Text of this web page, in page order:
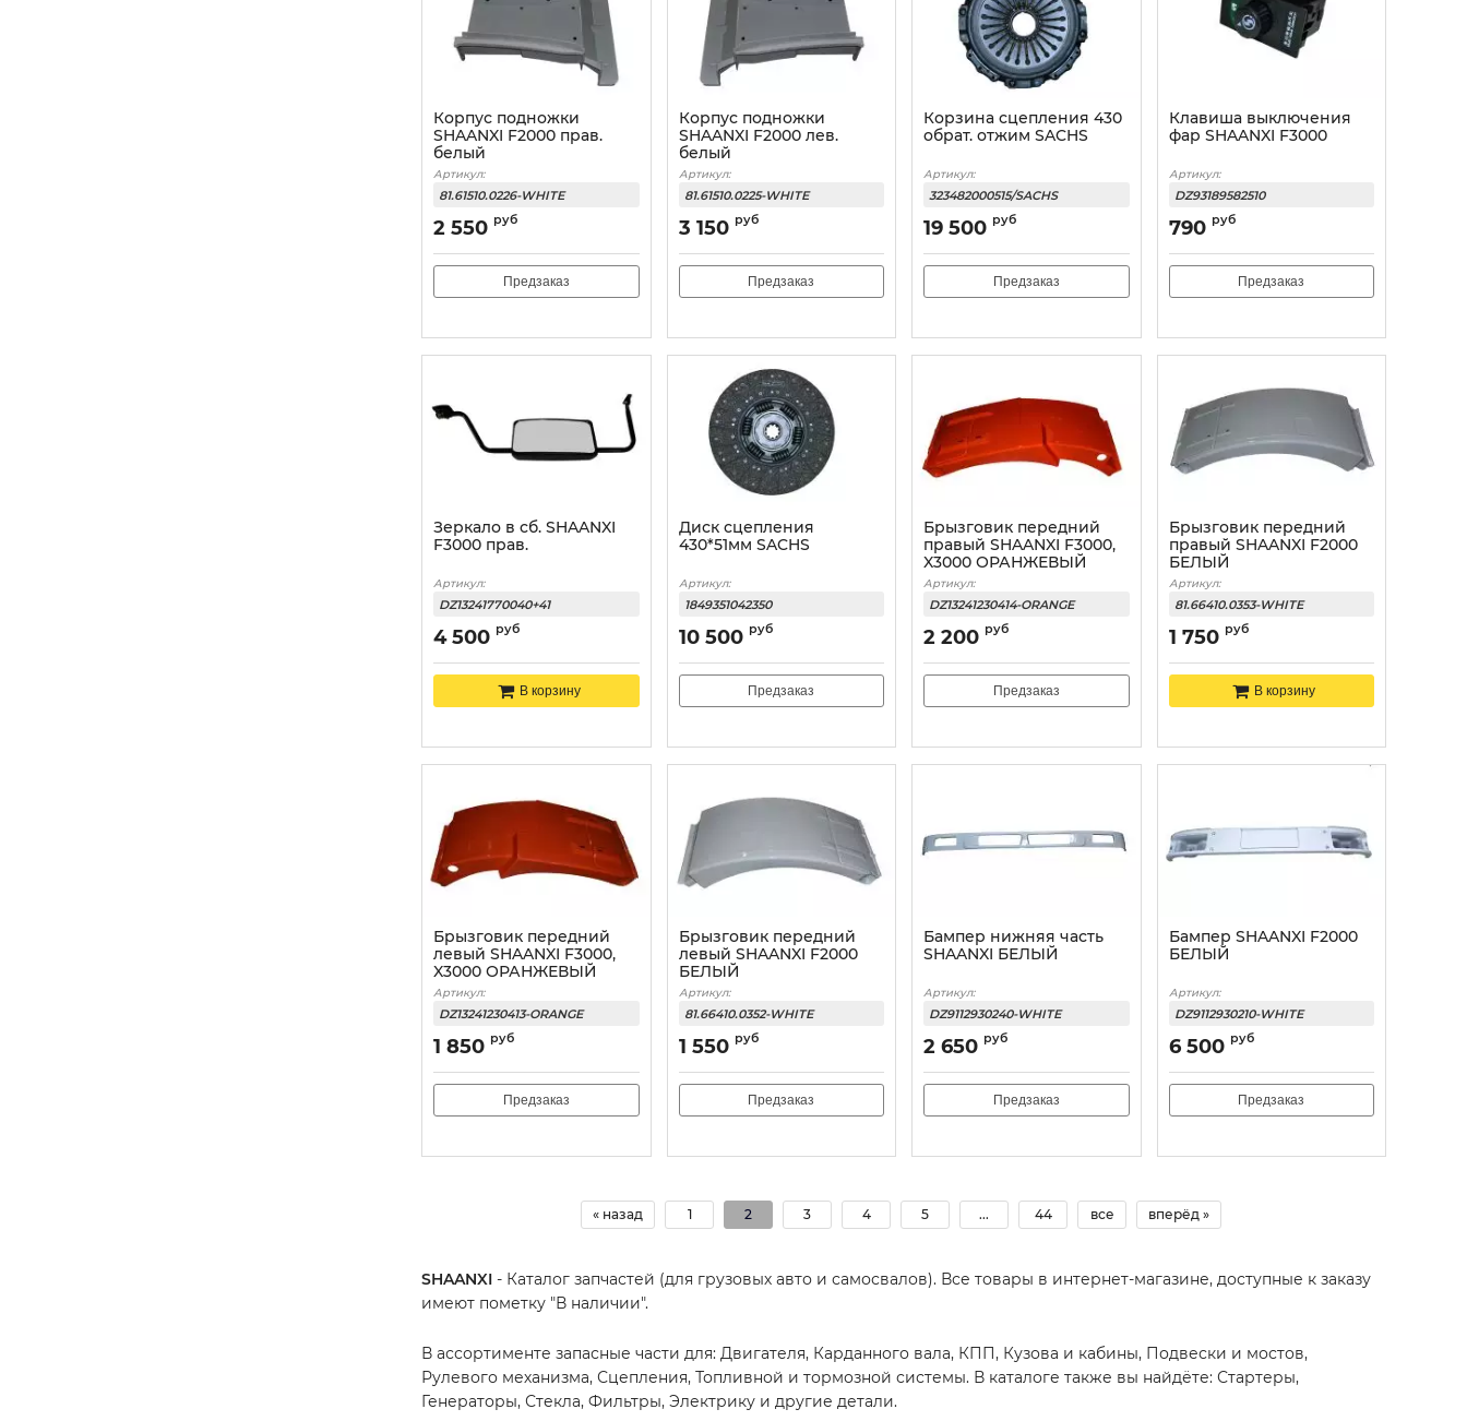
Корпус подножки
SHAANXI F2000 прав.
белый
Артикул:
81.61510.0226-WHITE
2 550 руб
Предзаказ
Корпус подножки
SHAANXI F2000 лев.
белый
Артикул:
81.61510.0225-WHITE
3 150 руб
Предзаказ
Корзина сцепления 430
обрат. отжим SACHS
Артикул:
323482000515/SACHS
19 500 руб
Предзаказ
Клавиша выключения
фар SHAANXI F3000
Артикул:
DZ93189582510
790 руб
Предзаказ
Зеркало в сб. SHAANXI
F3000 прав.
Артикул:
DZ13241770040+41
4 500 руб
В корзину
Диск сцепления
430*51мм SACHS
Артикул:
1849351042350
10 500 руб
Предзаказ
Брызговик передний
правый SHAANXI F3000,
X3000 ОРАНЖЕВЫЙ
Артикул:
DZ13241230414-ORANGE
2 200 руб
Предзаказ
Брызговик передний
правый SHAANXI F2000
БЕЛЫЙ
Артикул:
81.66410.0353-WHITE
1 750 руб
В корзину
Брызговик передний
левый SHAANXI F3000,
X3000 ОРАНЖЕВЫЙ
Артикул:
DZ13241230413-ORANGE
1 850 руб
Предзаказ
Брызговик передний
левый SHAANXI F2000
БЕЛЫЙ
Артикул:
81.66410.0352-WHITE
1 550 руб
Предзаказ
Бампер нижняя часть
SHAANXI БЕЛЫЙ
Артикул:
DZ9112930240-WHITE
2 650 руб
Предзаказ
Бампер SHAANXI F2000
БЕЛЫЙ
Артикул:
DZ9112930210-WHITE
6 500 руб
Предзаказ
« назад 1 2 3 4 5 ... 44 все вперёд »
SHAANXI - Каталог запчастей (для грузовых авто и самосвалов). Все товары в интернет-магазине, доступные к заказу
имеют пометку "В наличии".
В ассортименте запасные части для: Двигателя, Карданного вала, КПП, Кузова и кабины, Подвески и мостов,
Рулевого механизма, Сцепления, Топливной и тормозной системы. В каталоге также вы найдёте: Стартеры,
Генераторы, Стекла, Фильтры, Электрику и другие детали.